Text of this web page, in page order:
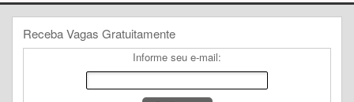
Receba Vagas Gratuitamente
Informe seu e-mail: